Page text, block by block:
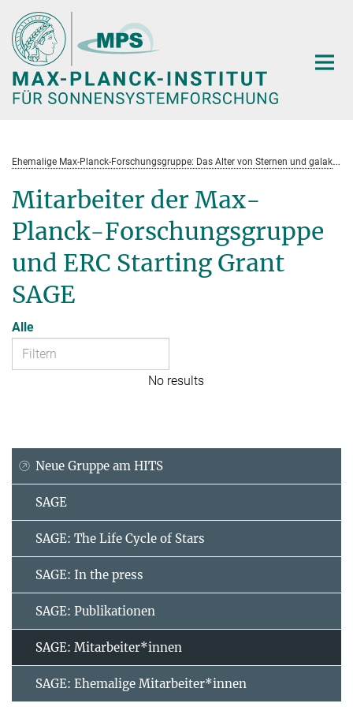
Hauptinhalt
E
hemalige Max-Planck-Forschungsgruppe: Das Alter von Sternen und galaktische Entwicklung
Mitarbeiter der Max-
Planck-Forschungsgruppe
und ERC Starting Grant
SAGE
Alle
No results
Neue Gruppe am HITS
SAGE
SAGE: The Life Cycle of Stars
SAGE: In the press
SAGE: Publikationen
SAGE: Mitarbeiter*innen
SAGE: Ehemalige Mitarbeiter*innen